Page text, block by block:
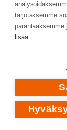
Veikko Rajanen
AVAINSANAT
tarjotaksemme
parantaaksemme
lisää